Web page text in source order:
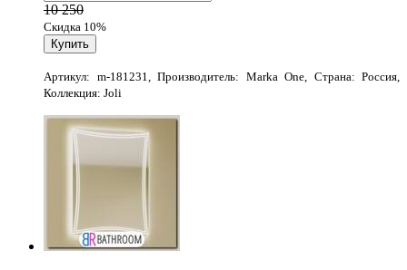
10 250
Скидка 10%
Артикул: m-181231, Производитель: Marka One, Страна: Россия,
Коллекция: Joli